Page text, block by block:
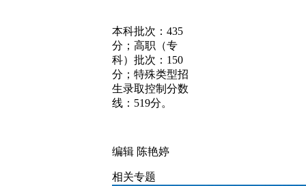
本科批次：435
分；高职（专
科）批次：150
分；特殊类型招
生录取控制分数
线：519分。
编辑 陈艳婷
相关专题